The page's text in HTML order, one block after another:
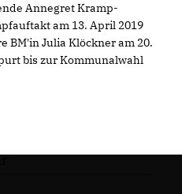
Annegret Kramp-
am 13. April 2019
BM'in Julia Klöckner am 20.
bis zur Kommunalwahl